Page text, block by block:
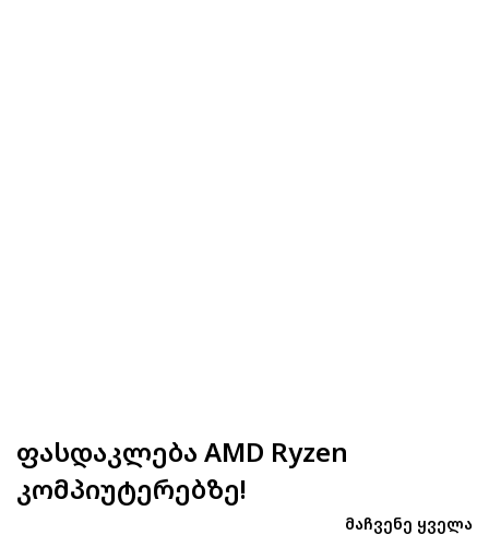
ფასდაკლება AMD Ryzen
კომპიუტერებზე!
ᲛᲐᲩᲕᲔᲜᲔ ᲧᲕᲔᲚᲐ